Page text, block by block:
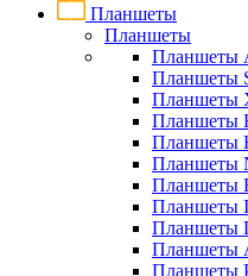
Планшеты
Планшеты
Планшеты
Планшеты
Планшеты
Планшеты
Планшеты
Планшеты
Планшеты
Планшеты
Планшеты
Планшеты
Планшеты